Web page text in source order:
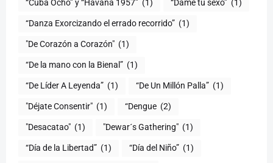
“Cuba Ocho” y “Havana 1957” (1) “Dame tu sexo” (1)
“Danza Exorcizando el errado recorrido” (1)
"De Corazón a Corazón" (1)
(1)
“De Líder A Leyenda” (1) “De Un Millón Palla” (1)
"Déjate Consentir" (1) “Dengue (2)
"Desacatao" (1) "Dewar´s Gathering" (1)
(1) “Día del Niño” (1)